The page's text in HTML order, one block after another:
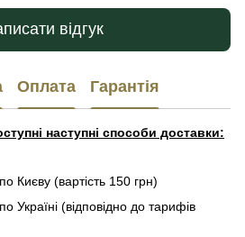
відгук
Оплата Гарантія
наступні способи доставки:
Києву (вартість 150 грн)
Україні (відповідно до тарифів